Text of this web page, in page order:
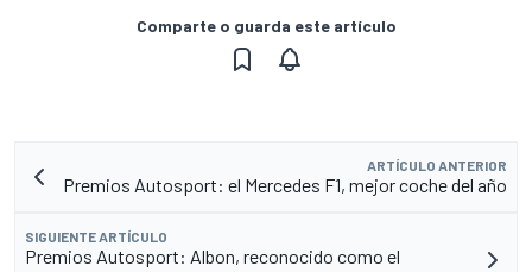
Comparte o guarda este artículo
ARTÍCULO ANTERIOR
Premios Autosport: el Mercedes F1, mejor coche del año
SIGUIENTE ARTÍCULO
Premios Autosport: Albon, reconocido como el